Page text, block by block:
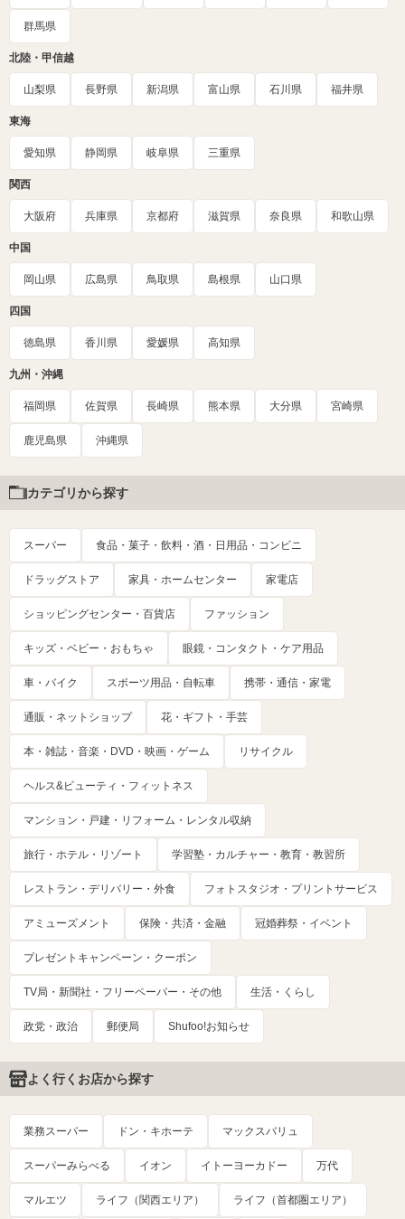
群馬県
北陸・甲信越
山梨県 長野県 新潟県 富山県 石川県 福井県
東海
愛知県 静岡県 岐阜県 三重県
関西
大阪府 兵庫県 京都府 滋賀県 奈良県 和歌山県
中国
岡山県 広島県 鳥取県 島根県 山口県
四国
徳島県 香川県 愛媛県 高知県
九州・沖縄
福岡県 佐賀県 長崎県 熊本県 大分県 宮崎県
鹿児島県 沖縄県
カテゴリから探す
スーパー 食品・菓子・飲料・酒・日用品・コンビニ
ドラッグストア 家具・ホームセンター 家電店
ショッピングセンター・百貨店 ファッション
キッズ・ベビー・おもちゃ 眼鏡・コンタクト・ケア用品
車・バイク スポーツ用品・自転車 携帯・通信・家電
通販・ネットショップ 花・ギフト・手芸
本・雑誌・音楽・DVD・映画・ゲーム リサイクル
ヘルス&ビューティ・フィットネス
マンション・戸建・リフォーム・レンタル収納
旅行・ホテル・リゾート 学習塾・カルチャー・教育・教習所
レストラン・デリバリー・外食 フォトスタジオ・プリントサービス
アミューズメント 保険・共済・金融 冠婚葬祭・イベント
プレゼントキャンペーン・クーポン
TV局・新聞社・フリーペーパー・その他 生活・くらし
政党・政治 郵便局 Shufoo!お知らせ
よく行くお店から探す
業務スーパー ドン・キホーテ マックスバリュ
スーパーみらべる イオン イトーヨーカドー 万代
マルエツ ライフ（関西エリア） ライフ（首都圏エリア）